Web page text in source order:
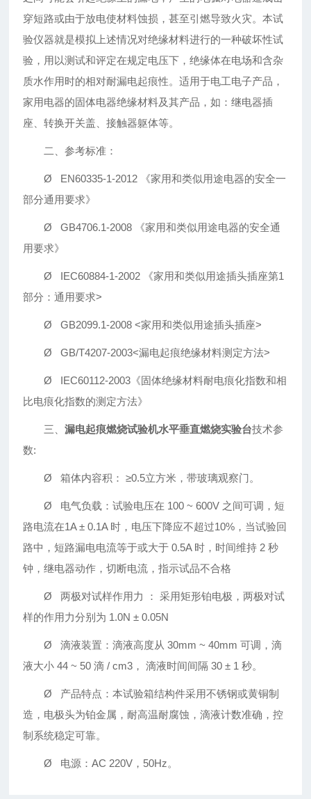
穿短路或由于放电使材料蚀损，甚至引燃导致火灾。本试
验仪器就是模拟上述情况对绝缘材料进行的一种破坏性试
验，用以测试和评定在规定电压下，绝缘体在电场和含杂
质水作用时的相对耐漏电起痕性。适用于电工电子产品，
家用电器的固体电器绝缘材料及其产品，如：继电器插
座、转换开关盖、接触器躯体等。
二、参考标准：
Ø EN60335-1-2012 《家用和类似用途电器的安全一
部分通用要求》
Ø GB4706.1-2008 《家用和类似用途电器的安全通
用要求》
Ø IEC60884-1-2002 《家用和类似用途插头插座第1
部分：通用要求>
Ø GB2099.1-2008 <家用和类似用途插头插座>
Ø GB/T4207-2003<漏电起痕绝缘材料测定方法>
Ø IEC60112-2003《固体绝缘材料耐电痕化指数和相
比电痕化指数的测定方法》
三、漏电起痕燃烧试验机水平垂直燃烧实验台技术参
数:
Ø 箱体内容积： ≥0.5立方米，带玻璃观察门。
Ø 电气负载：试验电压在 100 ~ 600V 之间可调，短
路电流在1A ± 0.1A 时，电压下降应不超过10%，当试验回
路中，短路漏电电流等于或大于 0.5A 时，时间维持 2 秒
钟，继电器动作，切断电流，指示试品不合格
Ø 两极对试样作用力 ： 采用矩形铂电极，两极对试
样的作用力分别为 1.0N ± 0.05N
Ø 滴液装置：滴液高度从 30mm ~ 40mm 可调，滴
液大小 44 ~ 50 滴 / cm3， 滴液时间间隔 30 ± 1 秒。
Ø 产品特点：本试验箱结构件采用不锈钢或黄铜制
造，电极头为铂金属，耐高温耐腐蚀，滴液计数准确，控
制系统稳定可靠。
Ø 电源：AC 220V，50Hz。